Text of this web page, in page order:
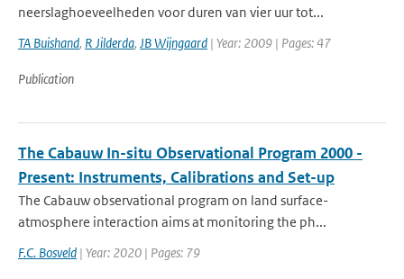
neerslaghoeveelheden voor duren van vier uur tot...
TA Buishand, R Jilderda, JB Wijngaard | Year: 2009 | Pages: 47
Publication
The Cabauw In-situ Observational Program 2000 -
Present: Instruments, Calibrations and Set-up
The Cabauw observational program on land surface-
atmosphere interaction aims at monitoring the ph...
F.C. Bosveld | Year: 2020 | Pages: 79